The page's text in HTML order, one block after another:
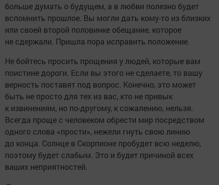
больше думать о будущем, а в любви полезно будет
вспомнить прошлое. Вы могли дать кому-то из близких
или своей второй половинке обещание, которое
не сдержали. Пришла пора исправить положение.
Не бойтесь просить прощения у людей, которые вам
поистине дороги. Если вы этого не сделаете, то вашу
верность поставят под вопрос. Конечно, это может
быть не просто для тех из вас, кто не привык
к извинениям, но по-другому, к сожалению, нельзя.
Всегда проще с человеком обрести мир посредством
одного слова «прости», нежели гнуть свою линию
до конца. Солнце в Скорпионе пробудет всю неделю,
поэтому будет слабым. Это и будет причиной всех
ваших неприятностей.